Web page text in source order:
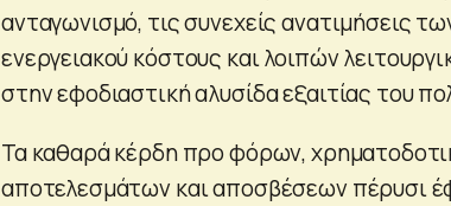
ανταγωνισμό, τις συνεχείς ανατιμήσεις
ενεργειακού κόστους και λοιπών
στην εφοδιαστική αλυσίδα εξαιτίας του
Τα καθαρά κέρδη προ φόρων,
αποτελεσμάτων και αποσβέσεων πέρυσι